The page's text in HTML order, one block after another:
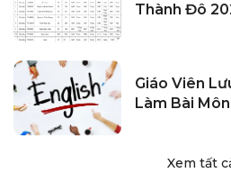
Thành Đô
Giáo Viên
Làm Bài
Xem tất